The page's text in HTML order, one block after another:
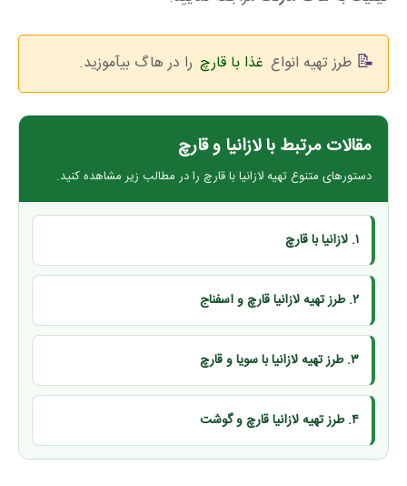
طرز تهیه انواع غذا با قارچ را در هاگ بیآموزید.
مقالات مرتبط با لازانیا و قارچ
دستورهای متنوع تهیه لازانیا با قارچ را در مطالب زیر مشاهده کنید.
۱. لازانیا با قارچ
۲. طرز تهیه لازانیا قارچ و اسفناج
۳. طرز تهیه لازانیا با سویا و قارچ
۴. طرز تهیه لازانیا قارچ و گوشت